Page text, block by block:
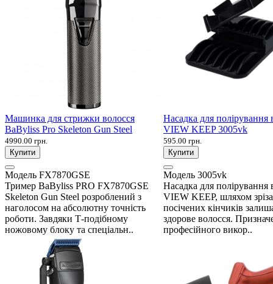
Машинка для стрижки волосся
BaByliss Pro Skeleton Gun Steel
4990.00 грн.
Купити
Модель FX7870GSE
Тример BaByliss PRO FX7870GSE
Skeleton Gun Steel розроблений з
наголосом на абсолютну точність
роботи. Завдяки Т-подібному
ножовому блоку та спеціальн..
Насадка для полірування
VIEW KEEP 3005vk
595.00 грн.
Купити
Модель 3005vk
Насадка для полірування
VIEW KEEP, шляхом
посічених кінчиків
здорове волосся.
професійного викор..